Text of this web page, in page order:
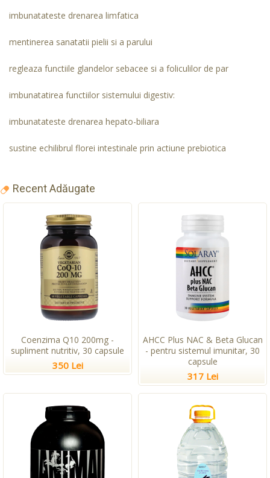
imbunatateste drenarea limfatica
mentinerea sanatatii pielii si a parului
regleaza functiile glandelor sebacee si a foliculilor de par
imbunatatirea functiilor sistemului digestiv:
imbunatateste drenarea hepato-biliara
sustine echilibrul florei intestinale prin actiune prebiotica
Recent Adăugate
Coenzima Q10 200mg -
supliment nutritiv, 30 capsule
350 Lei
AHCC Plus NAC & Beta Glucan
- pentru sistemul imunitar, 30
capsule
317 Lei